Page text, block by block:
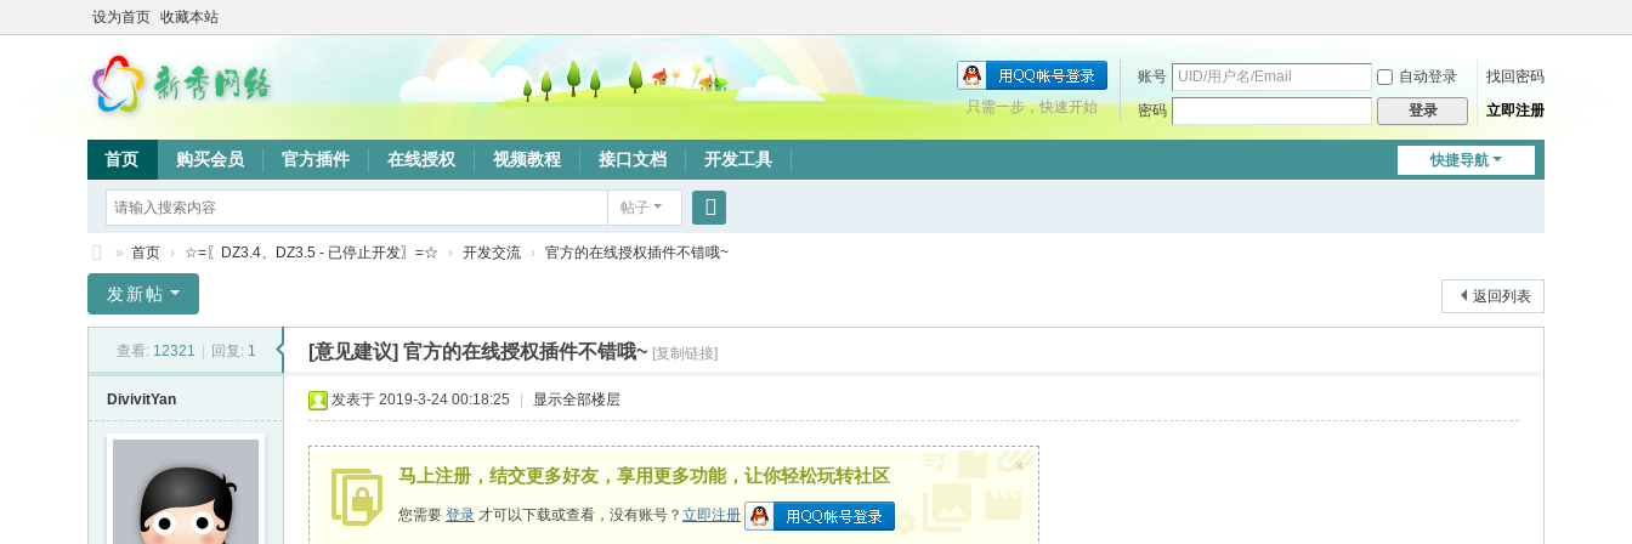
设为首页 收藏本站
账号 自动登录
找回密码
密码
登录 立即注册
只需一步，快速开始
快捷导航
首页 购买会员 官方插件 在线授权 视频教程 接口文档 开发工具
帖子
搜
秀
» 首页 › ☆=〖DZ3.4、DZ3.5 - 已停止开发〗=☆ › 开发交流 › 官方的在线授权插件不错哦~
返回列表
发新帖
查看: 12321 回复: 1 [意见建议] 官方的在线授权插件不错哦~ [复制链接]
DivivitYan 发表于 2019-3-24 00:18:25 显示全部楼层
马上注册，结交更多好友，享用更多功能，让你轻松玩转社区
您需要 登录 才可以下载或查看，没有账号？ 立即注册
×